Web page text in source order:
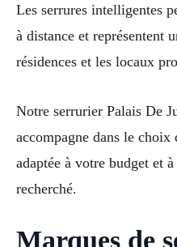
Les serrures intelligentes
à distance et représentent
résidences et les locaux
Notre serrurier Palais De
accompagne dans le choix
adaptée à votre budget et
recherché.
Marques de